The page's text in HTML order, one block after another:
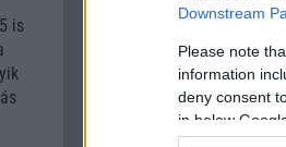
Downstream
Please note
information
deny consent
in below
is